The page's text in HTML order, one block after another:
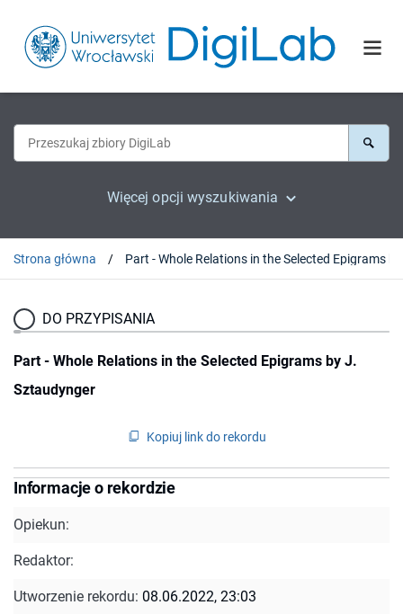
Więcej opcji wyszukiwania
Strona główna
DO PRZYPISANIA
Part - Whole Relations in the Selected Epigrams by J.
Sztaudynger
Kopiuj link do rekordu
Informacje o rekordzie
Opiekun:
Redaktor:
Utworzenie rekordu: 08.06.2022, 23:03